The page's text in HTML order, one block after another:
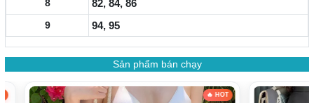
8 82, 84, 86
9 94, 95
Sản phẩm bán chạy
🔥 HOT